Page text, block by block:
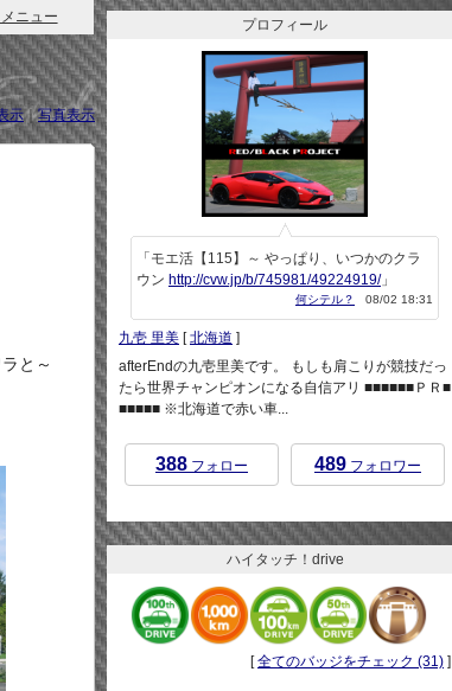
ニュー
示｜写真表示
と～
プロフィール
「モエ活【115】～ やっぱり、いつかのクラ
ウン http://cvw.jp/b/745981/49224919/」
何シテル？ 08/02 18:31
九壱 里美 [北海道 ]
afterEndの九壱里美です。 もしも肩こりが競技だっ
たら世界チャンピオンになる自信アリ ■■■■■■ＰＲ■
■■■■■ ※北海道で赤い車...
388 フォロー 489 フォロワー
ハイタッチ！drive
[全てのバッジをチェック (31) ]